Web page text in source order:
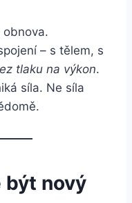
obnova.
– s tělem, s
tlaku na výkon.
síla. Ne síla
být nový